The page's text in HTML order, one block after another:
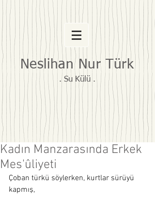
Neslihan Nur Türk
. Su Külü .
Kadın Manzarasında Erkek
Mes'ûliyeti
Çoban türkü söylerken, kurtlar sürüyü
kapmış,